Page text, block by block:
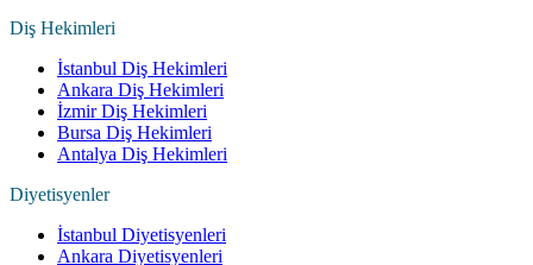
Diş Hekimleri
İstanbul Diş Hekimleri
Ankara Diş Hekimleri
İzmir Diş Hekimleri
Bursa Diş Hekimleri
Antalya Diş Hekimleri
Diyetisyenler
İstanbul Diyetisyenleri
Ankara Diyetisyenleri